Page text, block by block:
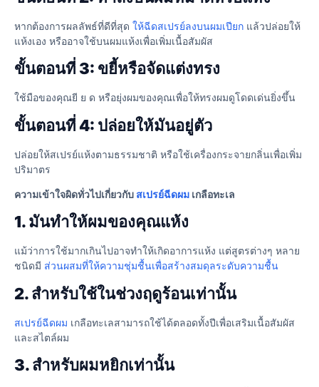
หากต้องการผลลัพธ์ที่ดีที่สุด ให้ฉีดสเปรย์ลงบนผมเปียก แล้วปล่อยให้
แห้งเอง หรืออาจใช้บนผมแห้งเพื่อเพิ่มเนื้อสัมผัส
ขั้นตอนที่ 3: ขยี้หรือจัดแต่งทรง
ใช้มือของคุณยี ย ด หรือยุ่งผมของคุณเพื่อให้ทรงผมดูโดดเด่นยิ่งขึ้น
ขั้นตอนที่ 4: ปล่อยให้มันอยู่ตัว
ปล่อยให้สเปรย์แห้งตามธรรมชาติ หรือใช้เครื่องกระจายกลิ่นเพื่อเพิ่ม
ปริมาตร
ความเข้าใจผิดทั่วไปเกี่ยวกับ สเปรย์ฉีดผม เกลือทะเล
1. มันทำให้ผมของคุณแห้ง
แม้ว่าการใช้มากเกินไปอาจทำให้เกิดอาการแห้ง แต่สูตรต่างๆ หลาย
ชนิดมี ส่วนผสมที่ให้ความชุ่มชื้นเพื่อสร้างสมดุลระดับความชื้น
2. สำหรับใช้ในช่วงฤดูร้อนเท่านั้น
สเปรย์ฉีดผม เกลือทะเลสามารถใช้ได้ตลอดทั้งปีเพื่อเสริมเนื้อสัมผัส
และสไตล์ผม
3. สำหรับผมหยิกเท่านั้น